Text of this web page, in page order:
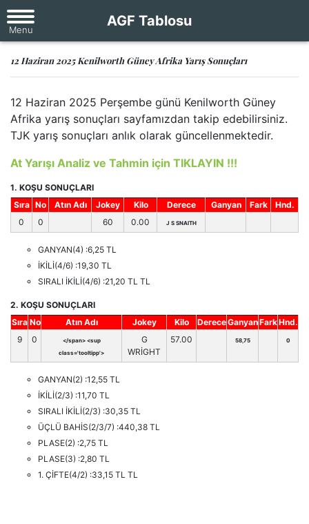
AGF Tablosu
12 Haziran 2025 Kenilworth Güney Afrika Yarış Sonuçları
12 Haziran 2025 Perşembe günü Kenilworth Güney
Afrika yarış sonuçları sayfamızdan takip edebilirsiniz.
TJK yarış sonuçları anlık olarak güncellenmektedir.
At Yarışı Analiz ve Tahmin için TIKLAYIN !!!
1. KOŞU SONUÇLARI
Sıra No Atın Adı Jokey Kilo Derece Ganyan Fark
Hnd.
0
0 60 0.00 J S SNAITH
GANYAN(4) :6,25 TL
İKİLİ(4/6) :19,30 TL
SIRALI İKİLİ(4/6) :21,20 TL TL
2. KOŞU SONUÇLARI
Sıra No Atın Adı Jokey Kilo DereceGanyanFarkHnd.
9
0
</span> <sup
class='tooltipp'>
G
WRİGHT
57.00 58,75 0
GANYAN(2) :12,55 TL
İKİLİ(2/3) :11,70 TL
SIRALI İKİLİ(2/3) :30,35 TL
ÜÇLÜ BAHİS(2/3/7) :440,38 TL
PLASE(2) :2,75 TL
PLASE(3) :2,80 TL
1. ÇİFTE(4/2) :33,15 TL TL